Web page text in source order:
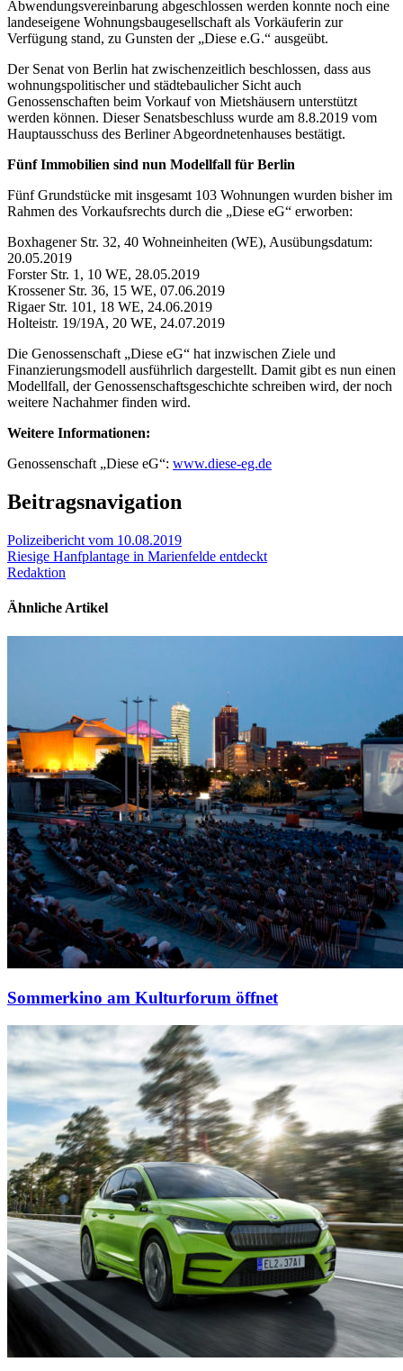
Abwendungsvereinbarung abgeschlossen werden konnte noch eine
landeseigene Wohnungsbaugesellschaft als Vorkäuferin zur
Verfügung stand, zu Gunsten der „Diese e.G.“ ausgeübt.
Der Senat von Berlin hat zwischenzeitlich beschlossen, dass aus
wohnungspolitischer und städtebaulicher Sicht auch
Genossenschaften beim Vorkauf von Mietshäusern unterstützt
werden können. Dieser Senatsbeschluss wurde am 8.8.2019 vom
Hauptausschuss des Berliner Abgeordnetenhauses bestätigt.
Fünf Immobilien sind nun Modellfall für Berlin
Fünf Grundstücke mit insgesamt 103 Wohnungen wurden bisher im
Rahmen des Vorkaufsrechts durch die „Diese eG“ erworben:
Boxhagener Str. 32, 40 Wohneinheiten (WE), Ausübungsdatum:
20.05.2019
Forster Str. 1, 10 WE, 28.05.2019
Krossener Str. 36, 15 WE, 07.06.2019
Rigaer Str. 101, 18 WE, 24.06.2019
Holteistr. 19/19A, 20 WE, 24.07.2019
Die Genossenschaft „Diese eG“ hat inzwischen Ziele und
Finanzierungsmodell ausführlich dargestellt. Damit gibt es nun einen
Modellfall, der Genossenschaftsgeschichte schreiben wird, der noch
weitere Nachahmer finden wird.
Weitere Informationen:
Genossenschaft „Diese eG“: www.diese-eg.de
Beitragsnavigation
Polizeibericht vom 10.08.2019
Riesige Hanfplantage in Marienfelde entdeckt
Redaktion
Ähnliche Artikel
Sommerkino am Kulturforum öffnet